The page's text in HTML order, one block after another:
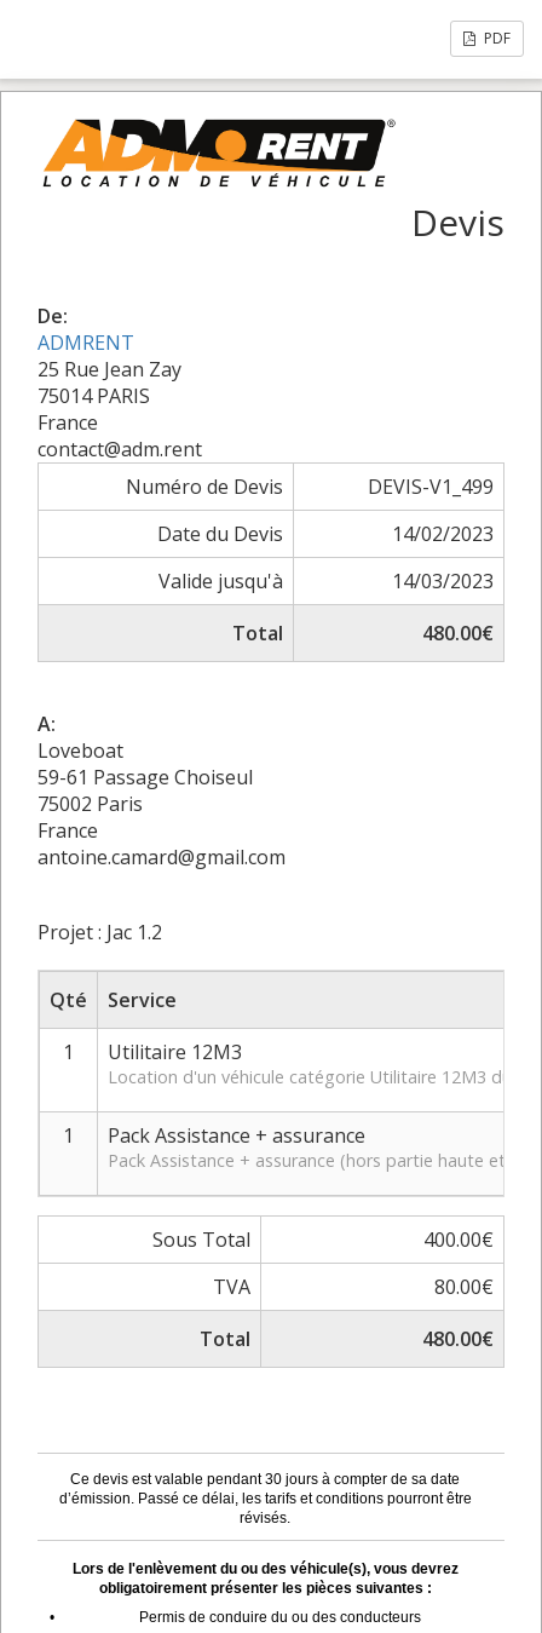
PDF
Devis
De:
ADMRENT
25 Rue Jean Zay
75014 PARIS
France
contact@adm.rent
Numéro de Devis
DEVIS-V1_499
Date du Devis
14/02/2023
Valide jusqu'à
14/03/2023
Total
480.00€
A:
Loveboat
59-61 Passage Choiseul
75002 Paris
France
antoine.camard@gmail.com
Projet : Jac 1.2
Qté
Service
1
Utilitaire 12M3
Location d'un véhicule catégorie Utilitaire 12M3 du
1 Pack Assistance + assurance
Pack Assistance + assurance (hors partie haute et
Sous Total
400.00€
TVA
80.00€
Total
480.00€
Ce devis est valable pendant 30 jours à compter de sa date
d’émission. Passé ce délai, les tarifs et conditions pourront être
révisés.
Lors de l'enlèvement du ou des véhicule(s), vous devrez
obligatoirement présenter les pièces suivantes :
•
Permis de conduire du ou des conducteurs